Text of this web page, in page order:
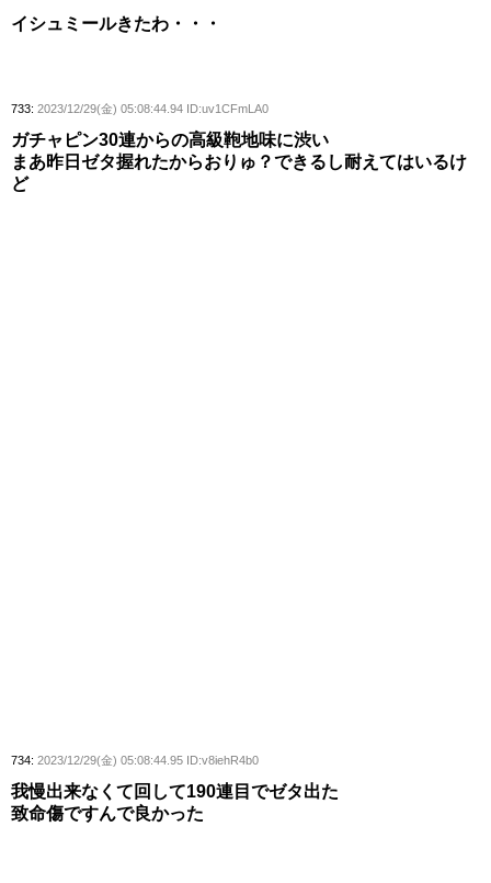
イシュミールきたわ・・・
733: 2023/12/29(金) 05:08:44.94 ID:uv1CFmLA0
ガチャピン30連からの高級鞄地味に渋い
まあ昨日ゼタ握れたからおりゅ？できるし耐えてはいるけ
ど
734: 2023/12/29(金) 05:08:44.95 ID:v8iehR4b0
我慢出来なくて回して190連目でゼタ出た
致命傷ですんで良かった